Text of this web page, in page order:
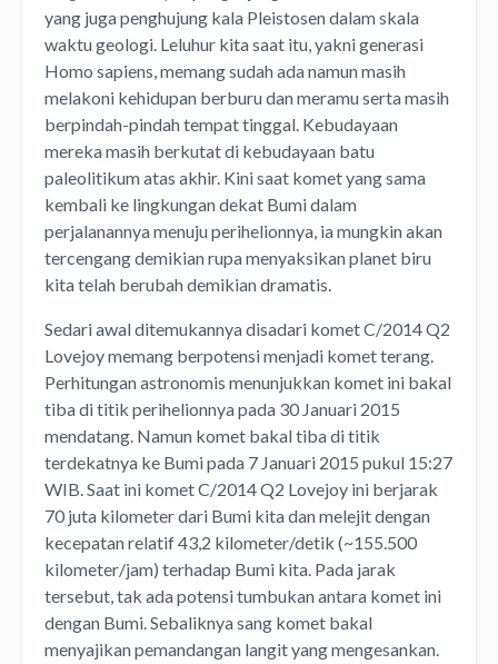
yang juga penghujung kala Pleistosen dalam skala
waktu geologi. Leluhur kita saat itu, yakni generasi
Homo sapiens, memang sudah ada namun masih
melakoni kehidupan berburu dan meramu serta masih
berpindah-pindah tempat tinggal. Kebudayaan
mereka masih berkutat di kebudayaan batu
paleolitikum atas akhir. Kini saat komet yang sama
kembali ke lingkungan dekat Bumi dalam
perjalanannya menuju perihelionnya, ia mungkin akan
tercengang demikian rupa menyaksikan planet biru
kita telah berubah demikian dramatis.
Sedari awal ditemukannya disadari komet C/2014 Q2
Lovejoy memang berpotensi menjadi komet terang.
Perhitungan astronomis menunjukkan komet ini bakal
tiba di titik perihelionnya pada 30 Januari 2015
mendatang. Namun komet bakal tiba di titik
terdekatnya ke Bumi pada 7 Januari 2015 pukul 15:27
WIB. Saat ini komet C/2014 Q2 Lovejoy ini berjarak
70 juta kilometer dari Bumi kita dan melejit dengan
kecepatan relatif 43,2 kilometer/detik (~155.500
kilometer/jam) terhadap Bumi kita. Pada jarak
tersebut, tak ada potensi tumbukan antara komet ini
dengan Bumi. Sebaliknya sang komet bakal
menyajikan pemandangan langit yang mengesankan.